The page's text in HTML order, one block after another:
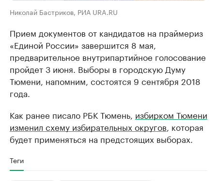
Николай Бастриков, РИА URA.RU
Прием документов от кандидатов на праймериз
«Единой России» завершится 8 мая,
предварительное внутрипартийное голосование
пройдет 3 июня. Выборы в городскую Думу
Тюмени, напомним, состоятся 9 сентября 2018
года.
Как ранее писало РБК Тюмень, избирком Тюмени
изменил схему избирательных округов , которая
будет применяться на предстоящих выборах.
Теги